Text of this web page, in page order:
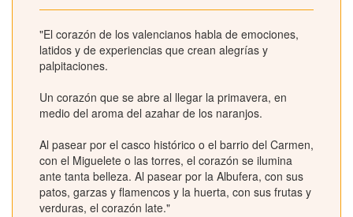
"El corazón de los valencianos habla de emociones,
latidos y de experiencias que crean alegrías y
palpitaciones.
Un corazón que se abre al llegar la primavera, en
medio del aroma del azahar de los naranjos.
Al pasear por el casco histórico o el barrio del Carmen,
con el Miguelete o las torres, el corazón se ilumina
ante tanta belleza. Al pasear por la Albufera, con sus
patos, garzas y flamencos y la huerta, con sus frutas y
verduras, el corazón late."